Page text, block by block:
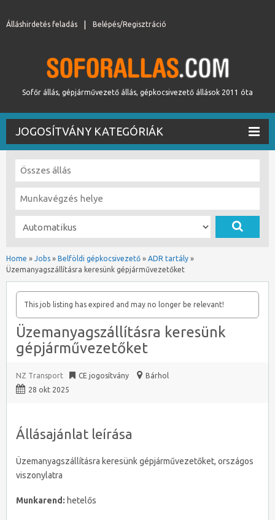
Belépés/Regisztráció
Álláshirdetés feladás
Sofőr állás, gépjárművezető állás, gépkocsivezető állások 2011 óta
JOGOSÍTVÁNY KATEGÓRIÁK
Home » Jobs » Belföldi gépkocsivezető » ADR tartály »
Üzemanyagszállításra keresünk gépjárművezetőket
This job listing has expired and may no longer be relevant!
Üzemanyagszállításra keresünk
gépjárművezetőket
NZ Transport CE jogosítvány
Bárhol
28 okt 2025
Állásajánlat leírása
Üzemanyagszállításra keresünk gépjárművezetőket, országos
viszonylatra
Munkarend: hetelős